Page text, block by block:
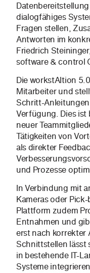
dialogfähiges
Fragen stellen,
Antworten im
Friedrich
software & control
Die workstAItion
Mitarbeiter und
Schritt-
Verfügung. Dies
neuer
Tätigkeiten von
als direkter
und Prozesse
In Verbindung mit
Kameras oder
Plattform zudem
Entnahmen und
erst nach korrekter
Schnittstellen lässt
in bestehende IT-
Systeme